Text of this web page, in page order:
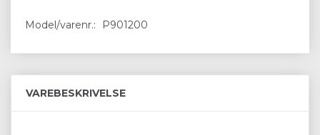
Model/varenr.: P901200
VAREBESKRIVELSE